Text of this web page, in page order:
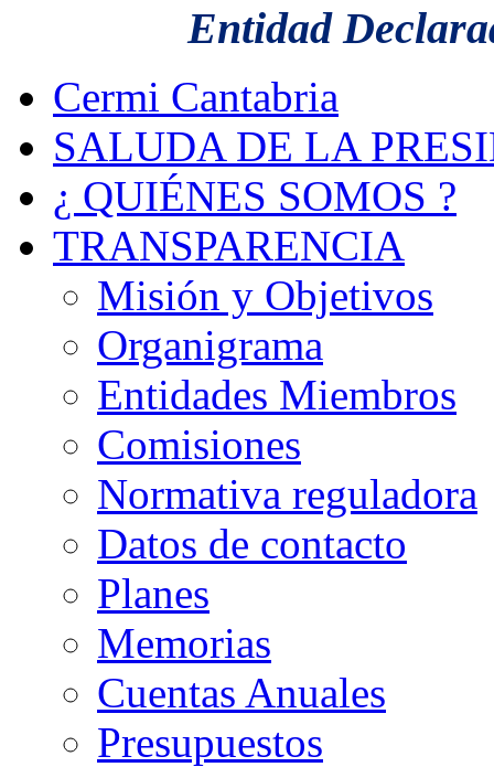
Entidad
Cermi Cantabria
SALUDA DE LA
¿ QUIÉNES SOMOS ?
TRANSPARENCIA
Misión y Objetivos
Organigrama
Entidades Miembros
Comisiones
Normativa reguladora
Datos de contacto
Planes
Memorias
Cuentas Anuales
Presupuestos